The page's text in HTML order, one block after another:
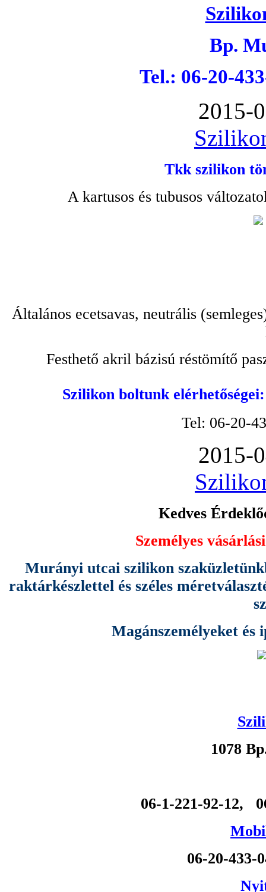
Bp.
Tel.: 06-20-
2015-
Tkk szilikon
A kartusos és tubusos
Általános ecetsavas, neutrális
Festhető akril bázisú réstömítő
Szilikon boltunk
Tel: 06-20-
2015-
Kedves
Személyes
Murányi utcai szilikon
raktárkészlettel és széles
Magánszemélyeket és
1078
06-1-221-92-12,
06-20-